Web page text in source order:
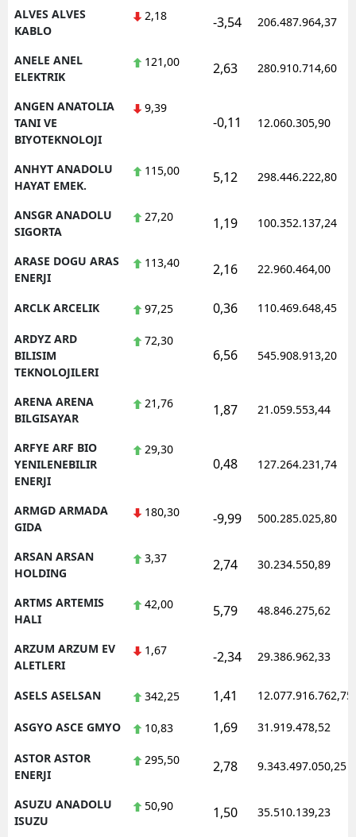
Yalova
Karabük
Osmaniye
ALVES ALVES
KABLO
2,18 -3,54 206.487.964,37
ANELE ANEL
ELEKTRIK
121,00 2,63 280.910.714,60
ANGEN ANATOLIA
TANI VE
BIYOTEKNOLOJI
9,39
-0,11 12.060.305,90
ANHYT ANADOLU
HAYAT EMEK.
115,00 5,12 298.446.222,80
ANSGR ANADOLU
SIGORTA
27,20 1,19 100.352.137,24
ARASE DOGU ARAS
ENERJI
113,40 2,16 22.960.464,00
ARCLK ARCELIK 97,25 0,36 110.469.648,45
ARDYZ ARD
BILISIM
TEKNOLOJILERI
72,30
6,56 545.908.913,20
ARENA ARENA
BILGISAYAR
21,76 1,87 21.059.553,44
ARFYE ARF BIO
YENILENEBILIR
ENERJI
29,30
0,48 127.264.231,74
ARMGD ARMADA
GIDA
180,30 -9,99 500.285.025,80
ARSAN ARSAN
HOLDING
3,37 2,74 30.234.550,89
ARTMS ARTEMIS
HALI
42,00 5,79 48.846.275,62
ARZUM ARZUM EV
ALETLERI
1,67 -2,34 29.386.962,33
ASELS ASELSAN 342,25 1,41 12.077.916.762,75
ASGYO ASCE GMYO 10,83 1,69 31.919.478,52
ASTOR ASTOR
ENERJI
295,50 2,78 9.343.497.050,25
ASUZU ANADOLU
ISUZU
50,90 1,50 35.510.139,23